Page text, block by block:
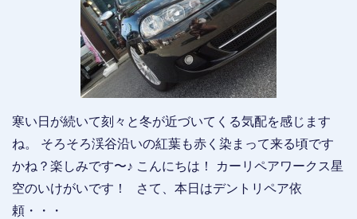
寒い日が続いて刻々と冬が近づいてくる気配を感じます
ね。 そろそろ渓谷沿いの紅葉も赤く染まって来る頃です
かね？楽しみです〜♪ こんにちは！ カーリペアワークス星
空のいけがいです！ さて、本日はデントリペア依
頼・・・